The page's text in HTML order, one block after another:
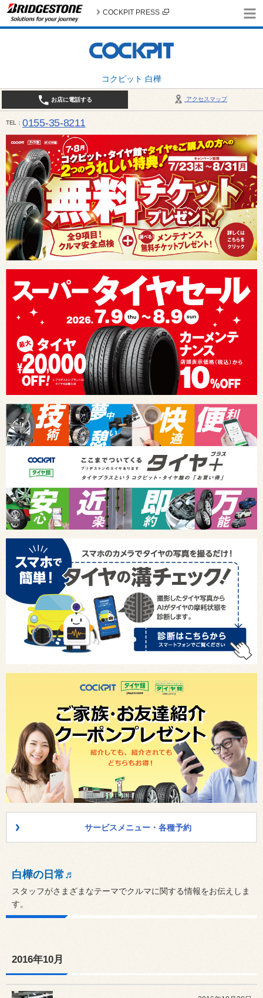
コクピット 白樺
COCKPIT PRESS
アクセスマップ
お店に電話する
TEL 0155-35-8211
10:00～18:30 （作業受付17:30最終） / 定休日：7月定休日 1日、7日、8日、14日、15日、21
サービスメニュー・各種予約
白樺の日常♬
スタッフがさまざまなテーマでクルマに関する情報をお伝えしま
す。
2016年10月